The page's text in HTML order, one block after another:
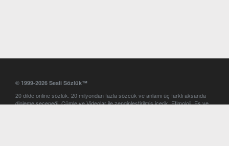
© 1999-2026 Sesli Sözlük™
20 dilde online sözlük. 20 milyondan fazla sözcük ve anlamı üç farklı aksanda
dinleme seçeneği. Cümle ve Videolar ile zenginleştirilmiş içerik. Etimoloji, Eş ve